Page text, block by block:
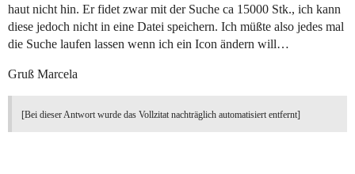
haut nicht hin. Er fidet zwar mit der Suche ca 15000 Stk., ich kann
diese jedoch nicht in eine Datei speichern. Ich müßte also jedes mal
die Suche laufen lassen wenn ich ein Icon ändern will…
Gruß Marcela
[Bei dieser Antwort wurde das Vollzitat nachträglich automatisiert entfernt]